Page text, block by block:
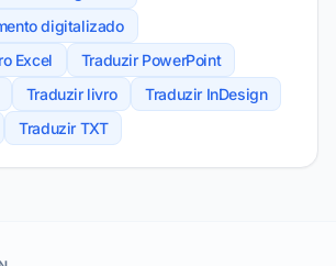
digitalizado
Excel
Traduzir PowerPoint
Traduzir livro
Traduzir InDesign
Traduzir TXT